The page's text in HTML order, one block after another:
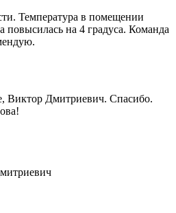
Температура в помещении
повысилась на 4 градуса. Команда
Виктор Дмитриевич. Спасибо.